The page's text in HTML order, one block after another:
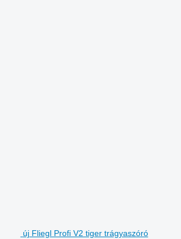
új Fliegl Profi V2 tiger trágyaszóró